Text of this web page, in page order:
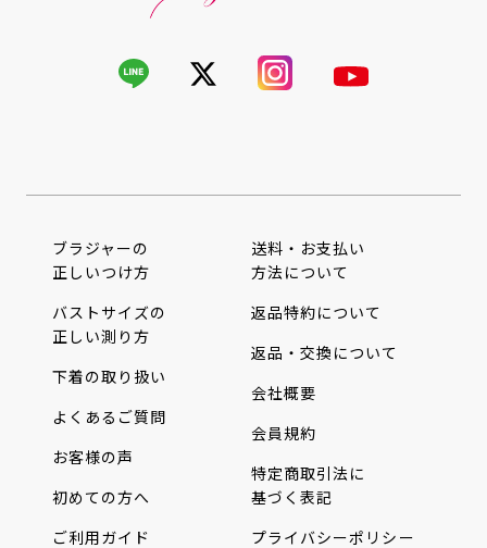
ブラジャーの
正しいつけ方
バストサイズの
正しい測り方
下着の取り扱い
よくあるご質問
お客様の声
初めての方へ
ご利用ガイド
送料・お支払い
方法について
返品特約について
返品・交換について
会社概要
会員規約
特定商取引法に
基づく表記
プライバシーポリシー